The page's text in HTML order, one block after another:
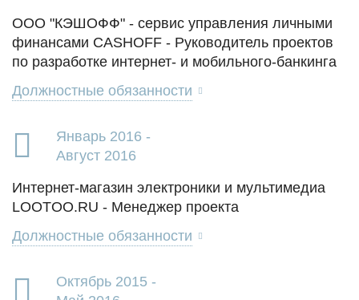
ООО "КЭШОФФ" - сервис управления личными
финансами CASHOFF - Руководитель проектов
по разработке интернет- и мобильного-банкинга
Должностные обязанности
Январь 2016 -
Август 2016
Интернет-магазин электроники и мультимедиа
LOOTOO.RU - Менеджер проекта
Должностные обязанности
Октябрь 2015 -